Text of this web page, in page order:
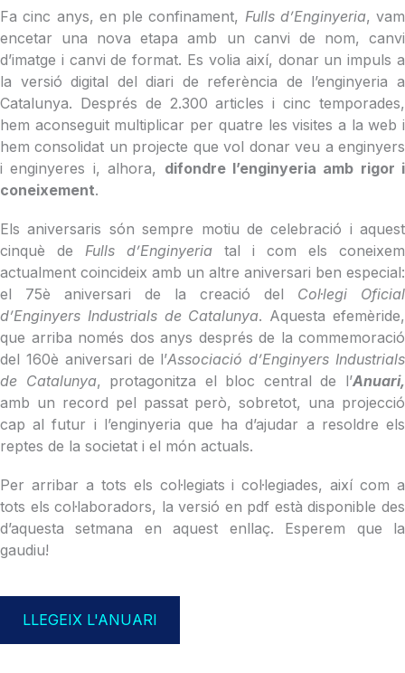
Fa cinc anys, en ple confinament, Fulls d’Enginyeria, vam
encetar una nova etapa amb un canvi de nom, canvi
d’imatge i canvi de format. Es volia així, donar un impuls a
la versió digital del diari de referència de l’enginyeria a
Catalunya. Després de 2.300 articles i cinc temporades,
hem aconseguit multiplicar per quatre les visites a la web i
hem consolidat un projecte que vol donar veu a enginyers
i enginyeres i, alhora, difondre l’enginyeria amb rigor i
coneixement.
Els aniversaris són sempre motiu de celebració i aquest
cinquè de Fulls d’Enginyeria tal i com els coneixem
actualment coincideix amb un altre aniversari ben especial:
el 75è aniversari de la creació del Col·legi Oficial
d’Enginyers Industrials de Catalunya. Aquesta efemèride,
que arriba només dos anys després de la commemoració
del 160è aniversari de l’Associació d’Enginyers Industrials
de Catalunya, protagonitza el bloc central de l’Anuari,
amb un record pel passat però, sobretot, una projecció
cap al futur i l’enginyeria que ha d’ajudar a resoldre els
reptes de la societat i el món actuals.
Per arribar a tots els col·legiats i col·legiades, així com a
tots els col·laboradors, la versió en pdf està disponible des
d’aquesta setmana en aquest enllaç. Esperem que la
gaudiu!
LLEGEIX L'ANUARI